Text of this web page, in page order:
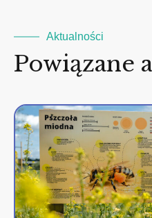
Aktualności
Powiązane